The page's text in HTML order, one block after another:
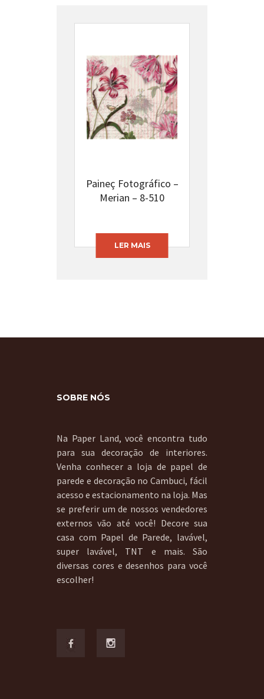
Paineç Fotográfico –
Merian – 8-510
LER MAIS
SOBRE NÓS
Na Paper Land, você encontra tudo
para sua decoração de interiores.
Venha conhecer a loja de papel de
parede e decoração no Cambuci, fácil
acesso e estacionamento na loja. Mas
se preferir um de nossos vendedores
externos vão até você! Decore sua
casa com Papel de Parede, lavável,
super lavável, TNT e mais. São
diversas cores e desenhos para você
escolher!